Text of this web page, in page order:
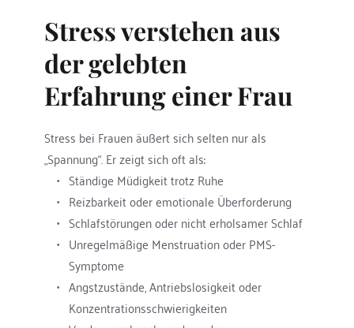
Stress verstehen aus
der gelebten
Erfahrung einer Frau
Stress bei Frauen äußert sich selten nur als
„Spannung“. Er zeigt sich oft als:
Ständige Müdigkeit trotz Ruhe
Reizbarkeit oder emotionale Überforderung
Schlafstörungen oder nicht erholsamer Schlaf
Unregelmäßige Menstruation oder PMS-
Symptome
Angstzustände, Antriebslosigkeit oder
Konzentrationsschwierigkeiten